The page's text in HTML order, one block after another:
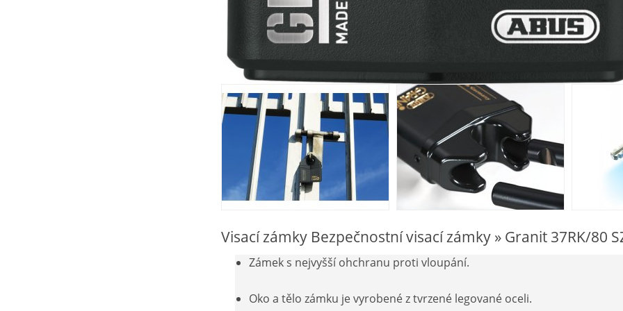
Visací zámky Bezpečnostní visací zámky » Granit 37RK/80
Zámek s nejvyšší ohchranu proti vloupání.
Oko a tělo zámku je vyrobené z tvrzené legované oceli.